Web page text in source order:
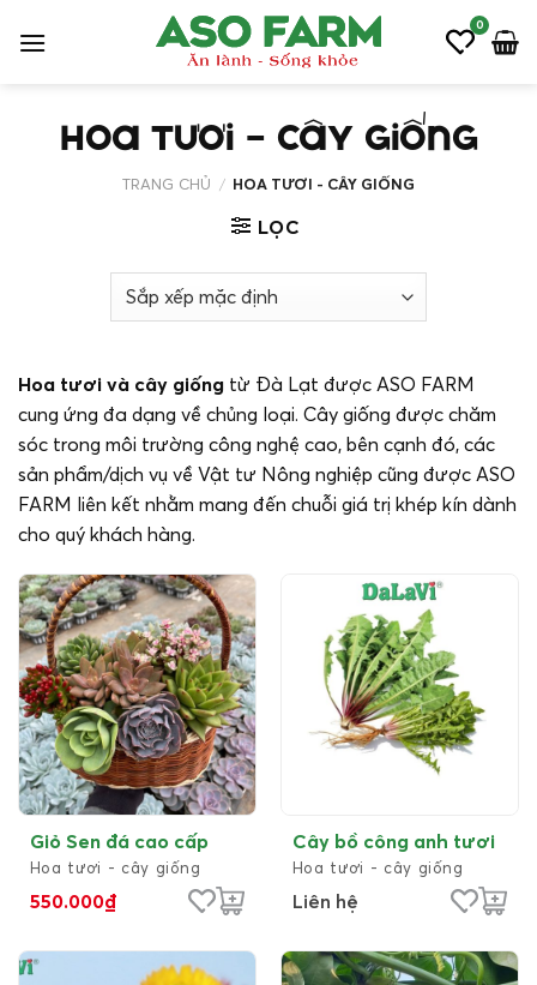
qua
0
Hoa tươi - cây giống
TRANG CHỦ / HOA TƯƠI - CÂY GIỐNG
LỌC
Hoa tươi và cây giống từ Đà Lạt được ASO FARM
cung ứng đa dạng về chủng loại. Cây giống được chăm
sóc trong môi trường công nghệ cao, bên cạnh đó, các
sản phẩm/dịch vụ về Vật tư Nông nghiệp cũng được ASO
FARM liên kết nhằm mang đến chuỗi giá trị khép kín dành
cho quý khách hàng.
Hoa tươi - cây giống
Giỏ Sen đá cao cấp
550.000₫
Hoa tươi - cây giống
Cây bồ công anh tươi
Liên hệ